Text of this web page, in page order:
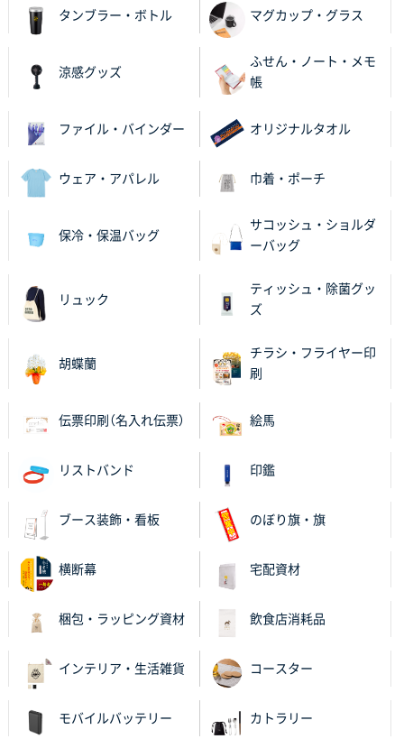
タンブラー・ボトル マグカップ・グラス
涼感グッズ
ふせん・ノート・メモ
帳
ファイル・バインダー オリジナルタオル
ウェア・アパレル 巾着・ポーチ
保冷・保温バッグ
サコッシュ・ショルダ
ーバッグ
リュック
ティッシュ・除菌グッ
ズ
胡蝶蘭
チラシ・フライヤー印
刷
伝票印刷（名入れ伝票） 絵馬
リストバンド 印鑑
ブース装飾・看板 のぼり旗・旗
横断幕 宅配資材
梱包・ラッピング資材 飲食店消耗品
インテリア・生活雑貨 コースター
モバイルバッテリー カトラリー